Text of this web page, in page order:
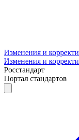
Изменения и
Изменения и
Росстандарт
Портал стандартов